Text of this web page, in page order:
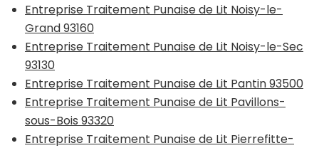
Entreprise Traitement Punaise de Lit Noisy-le-
Grand 93160
Entreprise Traitement Punaise de Lit Noisy-le-Sec
93130
Entreprise Traitement Punaise de Lit Pantin 93500
Entreprise Traitement Punaise de Lit Pavillons-
sous-Bois 93320
Entreprise Traitement Punaise de Lit Pierrefitte-